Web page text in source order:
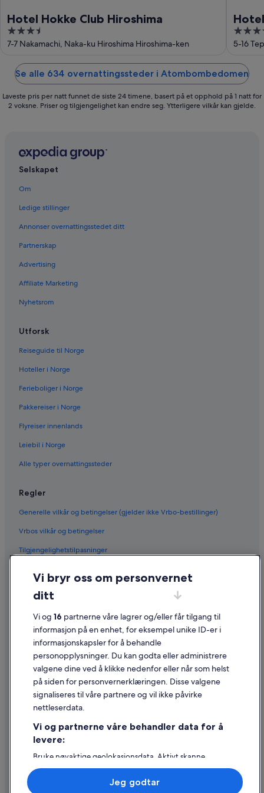
Hotel Hokke Club Hiroshima
3.5
out
7-7 Nakamachi, Naka-ku Hiroshima Hiroshima-ken
3.5
out
5-16
Se alle 634 overnattingssteder i Atombombedomen
Laveste pris per natt funnet de siste 24 timene, basert på et opphold på 1 natt for
2 voksne. Priser og tilgjengelighet kan endre seg. Ytterligere vilkår kan gjelde.
Selskapet
Om
Ledige stillinger
Annonser overnattingsstedet ditt
Partnerskap
Advertising
Affiliate Marketing
Nyhetsrom
Utforsk
Reiseguide til Norge
Hoteller i Norge
Ferieboliger i Norge
Pakkereiser i Norge
Flyreiser innenlands
Leiebil i Norge
Alle typer overnattingssteder
Regler
Generelle vilkår og betingelser (gjelder ikke Vrbo-bestillinger)
Vrbos vilkår og betingelser
Tilgjengelighetstilpasninger
Juridisk informasjon / kontakt oss
Retningslinjer for innhold og rapportering av innhold
Hjelp
Kontakt oss
Avbestille eller endre bestillingen
Refusjonsprosessen og tidsrammer for refusjon
Internasjonale reisedokumenter
Vi bryr oss om personvernet
ditt
Vi og 16 partnerne våre lagrer og/eller får tilgang til
informasjon på en enhet, for eksempel unike ID-er i
informasjonskapsler for å behandle
personopplysninger. Du kan godta eller administrere
valgene dine ved å klikke nedenfor eller når som helst
på siden for personvernerklæringen. Disse valgene
signaliseres til våre partnere og vil ikke påvirke
nettleserdata.
Vi og partnerne våre behandler data for å
levere:
Bruke nøyaktige geolokasjonsdata. Aktivt skanne
enhetsegenskaper for identifikasjon. Lagre og/eller få
tilgang til informasjon på en enhet. Personlig tilpasset
annonsering og innhold, annonsering- og
Jeg godtar